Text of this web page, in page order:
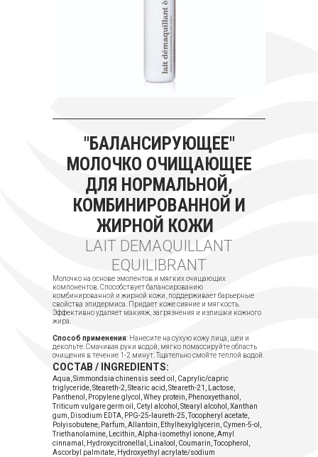
"БАЛАНСИРУЮЩЕЕ"
МОЛОЧКО ОЧИЩАЮЩЕЕ
ДЛЯ НОРМАЛЬНОЙ,
КОМБИНИРОВАННОЙ И
ЖИРНОЙ КОЖИ
LAIT DEMAQUILLANT
EQUILIBRANT
Молочко на основе эмолентов и мягких очищающих
компонентов. Способствует балансированию
комбинированной и жирной кожи, поддерживает барьерные
свойства эпидермиса. Придает коже сияние и мягкость.
Эффективно удаляет макияж, загрязнения и излишки кожного
жира.
Способ применения: Нанесите на сухую кожу лица, шеи и
декольте. Смачивая руки водой, мягко помассируйте область
очищения в течение 1-2 минут. Тщательно смойте теплой водой.
СОСТАВ / INGREDIENTS:
Aqua, Simmondsia chinensis seed oil, Caprylic/capric
triglyceride, Steareth-2, Stearic acid, Steareth-21, Lactose,
Panthenol, Propylene glycol, Whey protein, Phenoxyethanol,
Triticum vulgare germ oil, Cetyl alcohol, Stearyl alcohol, Xanthan
gum, Disodium EDTA, PPG-25-laureth-25, Tocopheryl acetate,
Polyisobutene, Parfum, Allantoin, Ethylhexylglycerin, Cymen-5-ol,
Triethanolamine, Lecithin, Alpha-isomethyl ionone, Amyl
cinnamal, Hydroxycitronellal, Linalool, Coumarin, Tocopherol,
Ascorbyl palmitate, Hydroxyethyl acrylate/sodium